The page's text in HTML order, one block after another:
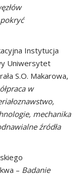
Instytucja
Uniwersytet
S.O. Makarowa,
w
mechanika
źródła
– Badanie